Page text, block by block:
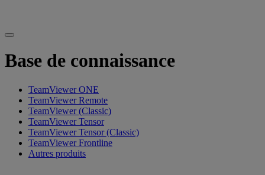
Base de connaissance
TeamViewer ONE
TeamViewer Remote
TeamViewer (Classic)
TeamViewer Tensor
TeamViewer Tensor (Classic)
TeamViewer Frontline
Autres produits